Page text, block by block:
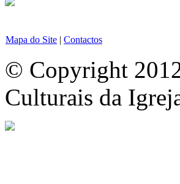
Mapa do Site | Contactos
© Copyright
Culturais da